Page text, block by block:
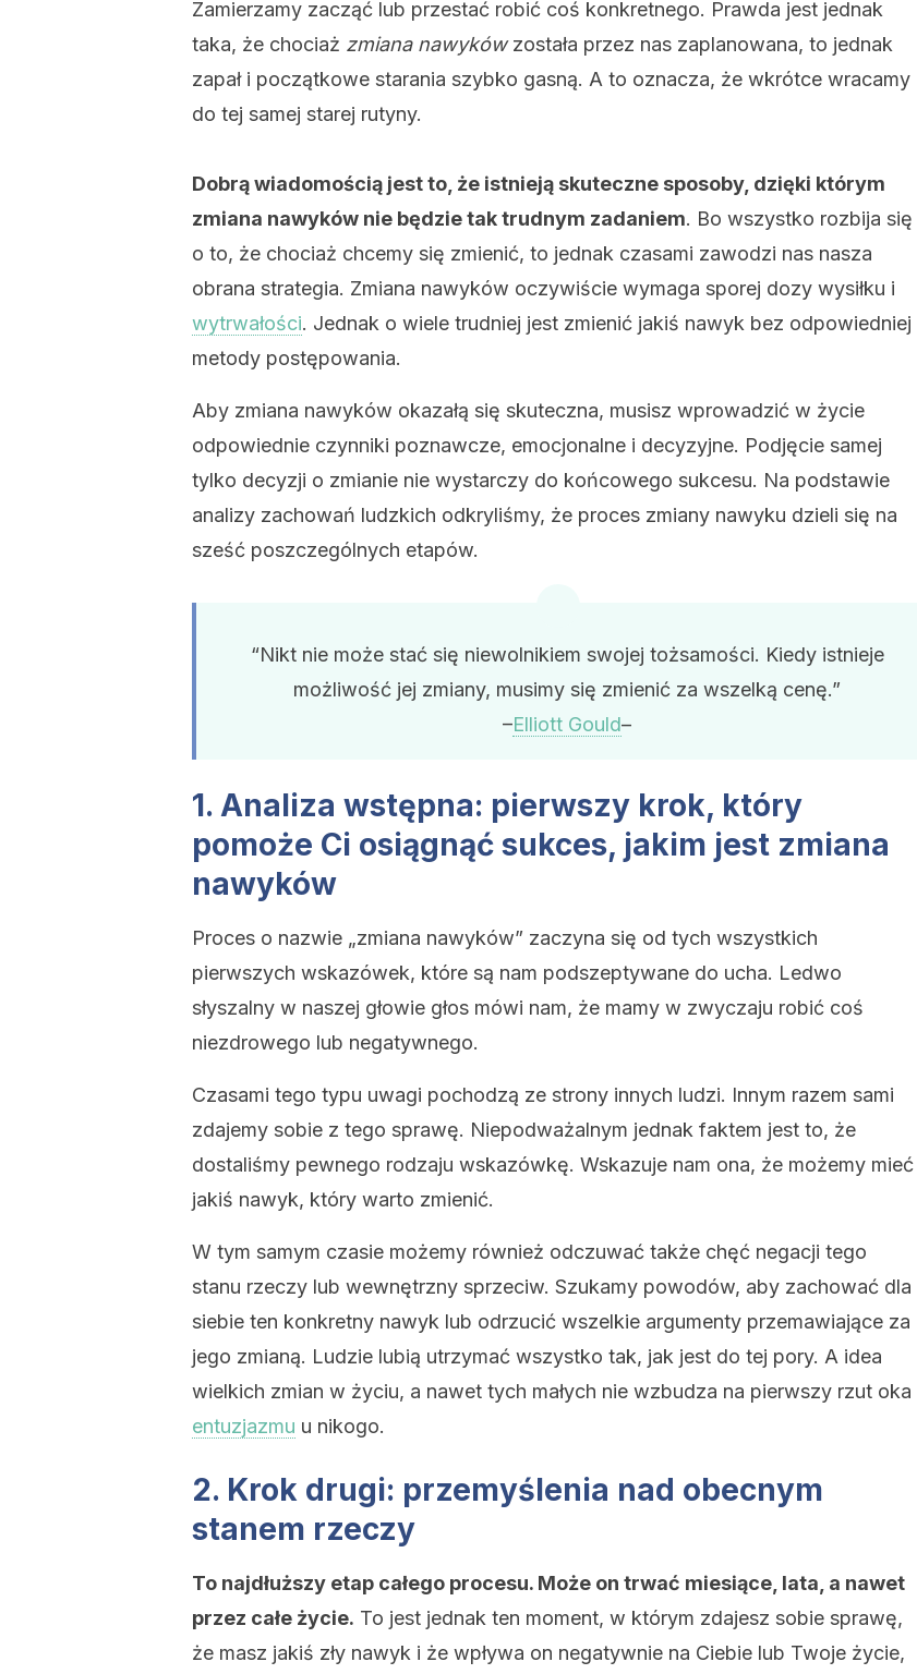
Zamierzamy zacząć lub przestać robić coś konkretnego. Prawda jest jednak
taka, że chociaż zmiana nawykówzostała przez nas zaplanowana, to jednak
zapał i początkowe starania szybko gasną. A to oznacza, że wkrótce wracamy
do tej samej starej rutyny.
Dobrą wiadomością jest to, że istnieją skuteczne sposoby, dzięki którym
zmiana nawyków nie będzie tak trudnym zadaniem. Bo wszystko rozbija się
o to, że chociaż chcemy się zmienić, to jednak czasami zawodzi nas nasza
obrana strategia. Zmiana nawyków oczywiście wymaga sporej dozy wysiłku i
wytrwałości. Jednak o wiele trudniej jest zmienić jakiś nawyk bez odpowiedniej
metody postępowania.
Aby zmiana nawyków okazałą się skuteczna, musisz wprowadzić w życie
odpowiednie czynniki poznawcze, emocjonalne i decyzyjne. Podjęcie samej
tylko decyzji o zmianie nie wystarczy do końcowego sukcesu. Na podstawie
analizy zachowań ludzkich odkryliśmy, że proces zmiany nawyku dzieli się na
sześć poszczególnych etapów.
“Nikt nie może stać się niewolnikiem swojej tożsamości. Kiedy istnieje
możliwość jej zmiany, musimy się zmienić za wszelką cenę.”
–Elliott Gould–
1. Analiza wstępna: pierwszy krok, który
pomoże Ci osiągnąć sukces, jakim jest zmiana
nawyków
Proces o nazwie „zmiana nawyków” zaczyna się od tych wszystkich
pierwszych wskazówek, które są nam podszeptywane do ucha. Ledwo
słyszalny w naszej głowie głos mówi nam, że mamy w zwyczaju robić coś
niezdrowego lub negatywnego.
Czasami tego typu uwagi pochodzą ze strony innych ludzi. Innym razem sami
zdajemy sobie z tego sprawę. Niepodważalnym jednak faktem jest to, że
dostaliśmy pewnego rodzaju wskazówkę. Wskazuje nam ona, że możemy mieć
jakiś nawyk, który warto zmienić.
W tym samym czasie możemy również odczuwać także chęć negacji tego
stanu rzeczy lub wewnętrzny sprzeciw. Szukamy powodów, aby zachować dla
siebie ten konkretny nawyk lub odrzucić wszelkie argumenty przemawiające za
jego zmianą. Ludzie lubią utrzymać wszystko tak, jak jest do tej pory. A idea
wielkich zmian w życiu, a nawet tych małych nie wzbudza na pierwszy rzut oka
entuzjazmu u nikogo.
2. Krok drugi: przemyślenia nad obecnym
stanem rzeczy
To najdłuższy etap całego procesu. Może on trwać miesiące, lata, a nawet
przez całe życie. To jest jednak ten moment, w którym zdajesz sobie sprawę,
że masz jakiś zły nawyk i że wpływa on negatywnie na Ciebie lub Twoje życie,